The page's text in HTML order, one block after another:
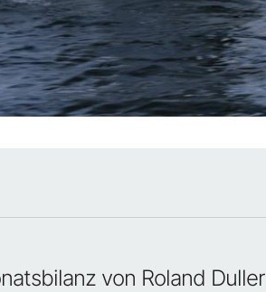
von Roland Duller